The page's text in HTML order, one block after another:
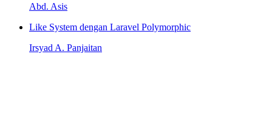
Abd. Asis
Like System dengan Laravel Polymorphic
Irsyad A. Panjaitan